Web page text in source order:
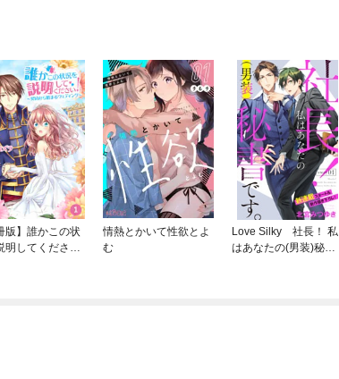
版】誰かこの状
明してくださ
情熱とかいて性欲とよ
む
Love Silky 社長！ 私
はあなたの(男装)秘書